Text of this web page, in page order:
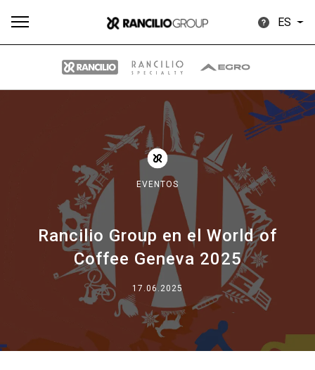
ES
EVENTOS
Rancilio Group en el World of
Coffee Geneva 2025
17.06.2025
Productos Noticias Descargar
Our brands